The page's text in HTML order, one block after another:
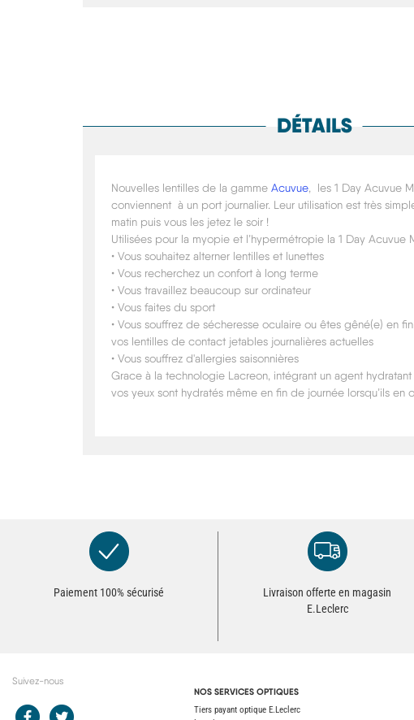
DÉTAILS
Nouvelles lentilles de la gamme Acuvue, les 1 Day Acuvue
conviennent à un port journalier. Leur utilisation est très
matin puis vous les jetez le soir !
Utilisées pour la myopie et l’hypermétropie la 1 Day Acuvue
• Vous souhaitez alterner lentilles et lunettes
• Vous recherchez un confort à long terme
• Vous travaillez beaucoup sur ordinateur
• Vous faites du sport
• Vous souffrez de sécheresse oculaire ou êtes gêné(e) en
vos lentilles de contact jetables journalières actuelles
• Vous souffrez d'allergies saisonnières
Grace à la technologie Lacreon, intégrant un agent hydratant
vos yeux sont hydratés même en fin de journée lorsqu’ils en
Paiement 100% sécurisé
Livraison offerte en magasin
E.Leclerc
Suivez-nous
Redirection vers le compte Facebook E.Leclerc
Redirection vers le compte Twitter E.Leclerc
NOS SERVICES OPTIQUES
Tiers payant optique E.Leclerc